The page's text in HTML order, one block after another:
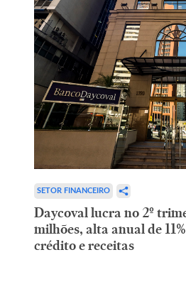
SETOR FINANCEIRO
Daycoval lucra no 2º
milhões, alta anual de
crédito e receitas